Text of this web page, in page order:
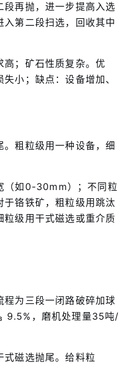
段再抛，进一步提高入选
第二段扫选，回收其中
高；矿石性质复杂。优
小；缺点：设备增加、
粗粒级用一种设备，细
（如0-30mm）；不同粒
铬铁矿，粗粒级用跳汰
级用干式磁选或重介质
程为三段一闭路破碎加球
9.5%，磨机处理量35吨/
式磁选抛尾。给料粒